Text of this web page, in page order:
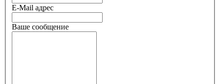
E-Mail адрес
Ваше сообщение